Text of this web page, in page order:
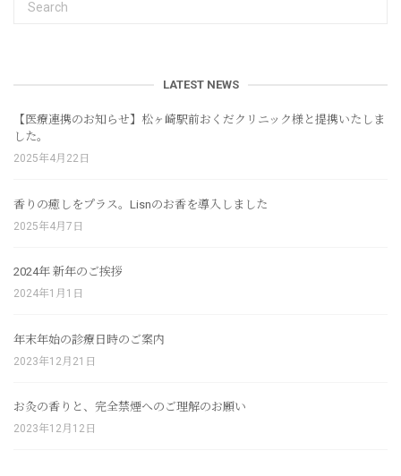
LATEST NEWS
【医療連携のお知らせ】松ヶ崎駅前おくだクリニック様と提携いたしま
した。
2025年4月22日
香りの癒しをプラス。Lisnのお香を導入しました
2025年4月7日
2024年 新年のご挨拶
2024年1月1日
年末年始の診療日時のご案内
2023年12月21日
お灸の香りと、完全禁煙へのご理解のお願い
2023年12月12日